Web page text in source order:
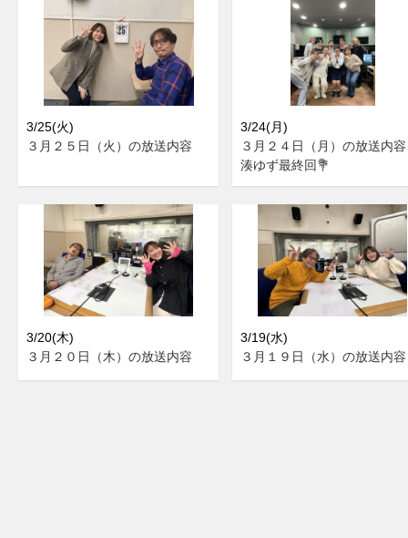
3/25(火)
３月２５日（火）の放送内容
3/24(月)
３月２４日（月）の放送内
湊ゆず最終回💐
3/20(木)
３月２０日（木）の放送内容
3/19(水)
３月１９日（水）の放送内容